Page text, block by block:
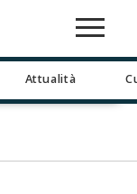
Attualità